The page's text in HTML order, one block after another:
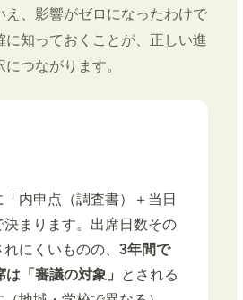
え、影響がゼロになったわけで
に知っておくことが、正しい進
につながります。
内申点（調査書）＋当日
まります。出席日数その
にくいものの、 3年間で
「審議の対象」
とされる